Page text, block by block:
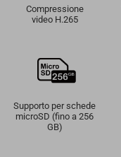
Compressione
video H.265
Supporto per schede
microSD (fino a 256
GB)